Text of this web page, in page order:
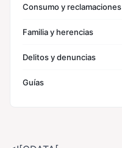
Consumo y reclamaciones
Familia y herencias
Delitos y denuncias
Guías